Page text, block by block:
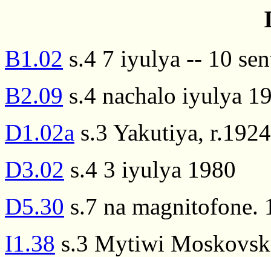
B1.02 s.4 7 iyulya -- 10
B2.09 s.4 nachalo iyulya
D1.02a s.3 Yakutiya,
D3.02 s.4 3 iyulya 1980
D5.30 s.7 na magnitofone.
I1.38 s.3 Mytiwi